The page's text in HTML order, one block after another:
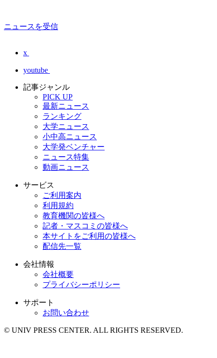
ニュースを受信
x
youtube
記事ジャンル
PICK UP
最新ニュース
ランキング
大学ニュース
小中高ニュース
大学発ベンチャー
ニュース特集
動画ニュース
サービス
ご利用案内
利用規約
教育機関の皆様へ
記者・マスコミの皆様へ
本サイトをご利用の皆様へ
配信先一覧
会社情報
会社概要
プライバシーポリシー
サポート
お問い合わせ
© UNIV PRESS CENTER. ALL RIGHTS RESERVED.